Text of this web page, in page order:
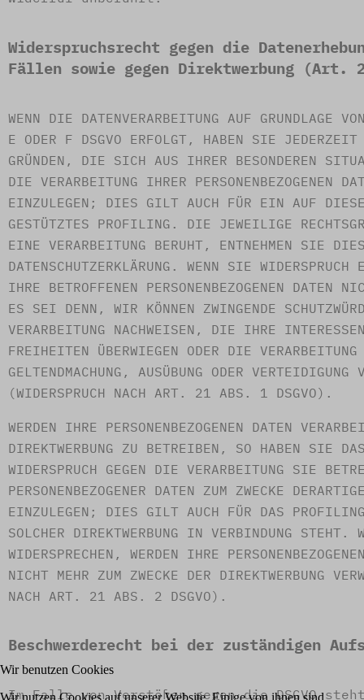
Widerspruchsrecht gegen die
Fällen sowie gegen Direktwerbung (Art. 21
WENN DIE DATENVERARBEITUNG AUF
E ODER F DSGVO ERFOLGT, HABEN SIE
GRÜNDEN, DIE SICH AUS IHRER BESONDEREN
DIE VERARBEITUNG IHRER PERSONENBEZOGENEN
EINZULEGEN; DIES GILT AUCH FÜR EIN AUF DIESE
GESTÜTZTES PROFILING. DIE JEWEILIGE
EINE VERARBEITUNG BERUHT, ENTNEHMEN SIE
DATENSCHUTZERKLÄRUNG. WENN SIE
IHRE BETROFFENEN PERSONENBEZOGENEN DATEN
ES SEI DENN, WIR KÖNNEN ZWINGENDE
VERARBEITUNG NACHWEISEN, DIE IHRE
FREIHEITEN ÜBERWIEGEN ODER DIE
GELTENDMACHUNG, AUSÜBUNG ODER VERTEIDIGUNG
(WIDERSPRUCH NACH ART. 21 ABS. 1 DSGVO).
WERDEN IHRE PERSONENBEZOGENEN DATEN
DIREKTWERBUNG ZU BETREIBEN, SO HABEN SIE
WIDERSPRUCH GEGEN DIE VERARBEITUNG SIE
PERSONENBEZOGENER DATEN ZUM ZWECKE
EINZULEGEN; DIES GILT AUCH FÜR DAS
SOLCHER DIREKTWERBUNG IN VERBINDUNG STEHT.
WIDERSPRECHEN, WERDEN IHRE
NICHT MEHR ZUM ZWECKE DER DIREKTWERBUNG
NACH ART. 21 ABS. 2 DSGVO).
Beschwerde­recht bei der zuständigen
Im Falle von Verstößen gegen die DSGVO
Wir benutzen Cookies
Wir nutzen Cookies auf unserer Website. Einige von ihnen sind